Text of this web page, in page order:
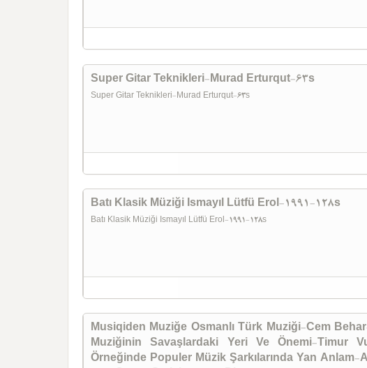
Super Gitar Teknikleri-Murad Erturqut-63s
Super Gitar Teknikleri-Murad Erturqut-63s
Batı Klasik Müziği Ismayıl Lütfü Erol-1991-128s
Batı Klasik Müziği Ismayıl Lütfü Erol-1991-128s
Musiqiden Muziğe Osmanlı Türk Muziği-Cem
Muziğinin Savaşlardaki Yeri Ve Önemi-Timur
Örneğinde Populer Müzik Şarkılarında Yan